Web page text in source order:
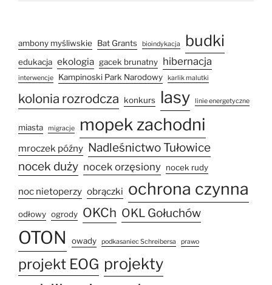
ambony myśliwskie Bat Grants bioindykacja budki
edukacja ekologia gacek brunatny hibernacja
interwencje Kampinoski Park Narodowy karlik malutki
kolonia rozrodcza konkurs lasy linie energetyczne
miasta migracje mopek zachodni
mroczek późny Nadleśnictwo Tułowice
nocek duży nocek orzęsiony nocek rudy
noc nietoperzy obrączki ochrona czynna
odłowy ogrody OKCh OKL Gołuchów
OTON owady podkasaniec Schreibersa prawo
projekt EOG projekty